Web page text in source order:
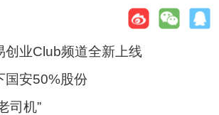
创业Club频道全新上线
国安50%股份
司机”